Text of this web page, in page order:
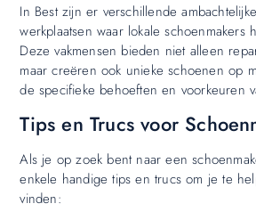
In Best zijn er verschillende
werkplaatsen waar lokale schoenmakers
Deze vakmensen bieden niet alleen
maar creëren ook unieke schoenen op
de specifieke behoeften en voorkeuren
Tips en Trucs voor
Als je op zoek bent naar een
enkele handige tips en trucs om je te
vinden: